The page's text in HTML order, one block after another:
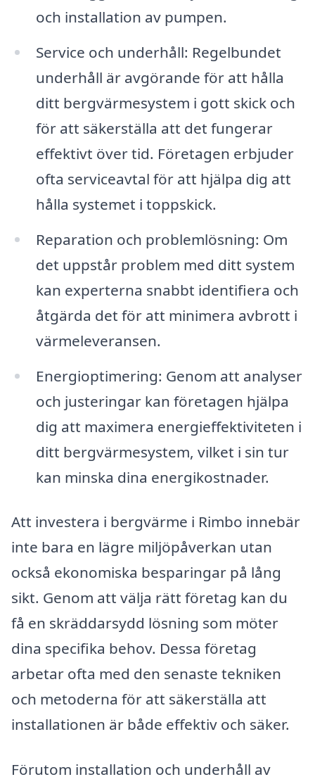
och installation av pumpen.
Service och underhåll: Regelbundet
underhåll är avgörande för att hålla
ditt bergvärmesystem i gott skick och
för att säkerställa att det fungerar
effektivt över tid. Företagen erbjuder
ofta serviceavtal för att hjälpa dig att
hålla systemet i toppskick.
Reparation och problemlösning: Om
det uppstår problem med ditt system
kan experterna snabbt identifiera och
åtgärda det för att minimera avbrott i
värmeleveransen.
Energioptimering: Genom att analyser
och justeringar kan företagen hjälpa
dig att maximera energieffektiviteten i
ditt bergvärmesystem, vilket i sin tur
kan minska dina energikostnader.
Att investera i bergvärme i Rimbo innebär
inte bara en lägre miljöpåverkan utan
också ekonomiska besparingar på lång
sikt. Genom att välja rätt företag kan du
få en skräddarsydd lösning som möter
dina specifika behov. Dessa företag
arbetar ofta med den senaste tekniken
och metoderna för att säkerställa att
installationen är både effektiv och säker.
Förutom installation och underhåll av